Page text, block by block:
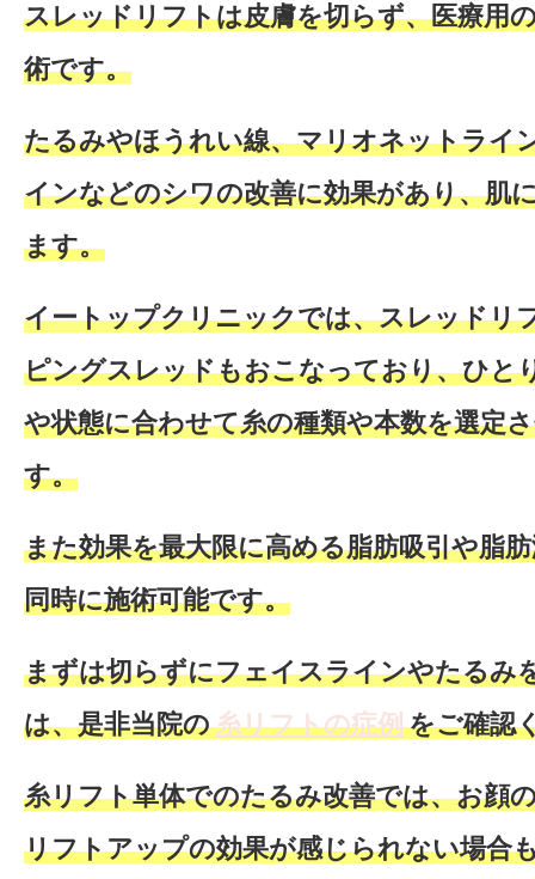
スレッドリフトは皮膚を切らず、医療用
術です。
たるみやほうれい線、マリオネットライ
インなどのシワの改善に効果があり、肌
ます。
イートップクリニックでは、スレッドリ
ピングスレッドもおこなっており、ひと
や状態に合わせて糸の種類や本数を選定
す。
また効果を最大限に高める脂肪吸引や脂
同時に施術可能です。
まずは切らずにフェイスラインやたるみ
は、是非当院の糸リフトの症例をご確認
糸リフト単体でのたるみ改善では、お顔
リフトアップの効果が感じられない場合